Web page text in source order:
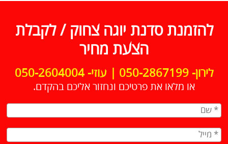
להזמנת סדנת יוגה צחוק / לקבלת
הצעת מחיר
לירון- 050-2867199 | עוזי- 050-2604004
או מלאו את פרטיכם ונחזור אליכם בהקדם.